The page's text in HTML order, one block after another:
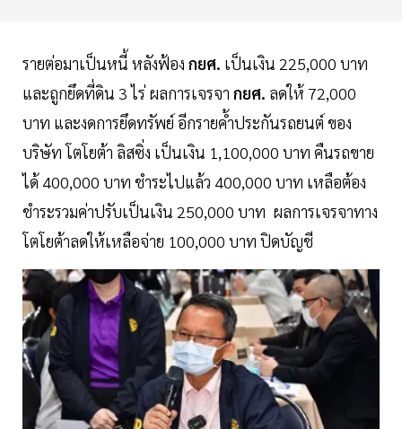
รายต่อมาเป็นหนี้ หลังฟ้อง กยศ. เป็นเงิน 225,000 บาท
และถูกยึดที่ดิน 3 ไร่ ผลการเจรจา กยศ. ลดให้ 72,000
บาท และงดการยึดทรัพย์ อีกรายค้ำประกันรถยนต์ ของ
บริษัท โตโยต้า ลิสซิ่ง เป็นเงิน 1,100,000 บาท คืนรถขาย
ได้ 400,000 บาท ชำระไปแล้ว 400,000 บาท เหลือต้อง
ชำระรวมค่าปรับเป็นเงิน 250,000 บาท ผลการเจรจาทาง
โตโยต้าลดให้เหลือจ่าย 100,000 บาท ปิดบัญชี